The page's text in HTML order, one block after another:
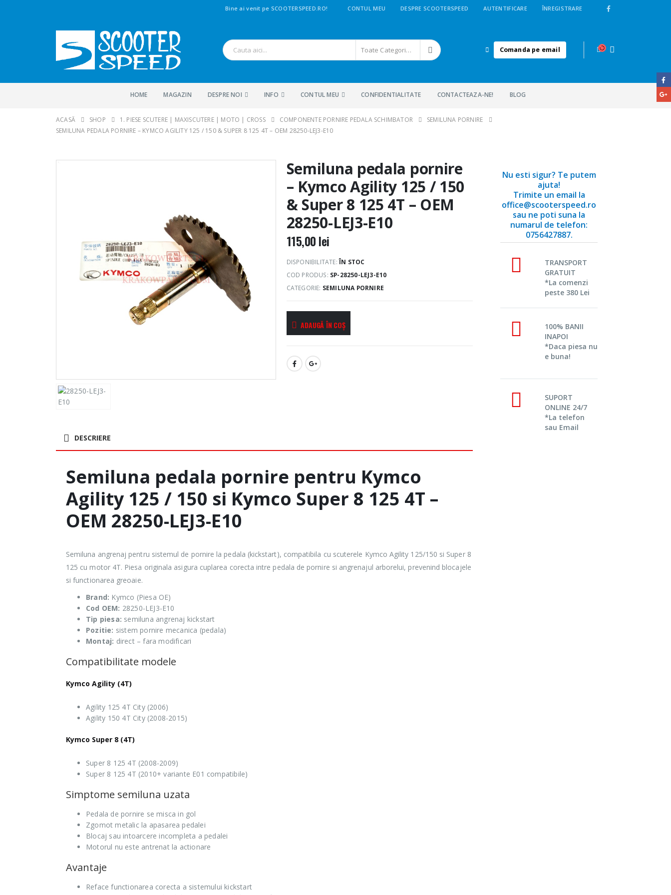
Bine ai venit pe SCOOTERSPEED.RO! CONTUL MEU DESPRE SCOOTERSPEED AUTENTIFICARE ÎNREGISTRARE
Toate Categoriile Comanda pe email
HOME MAGAZIN DESPRE NOI INFO CONTUL MEU CONFIDENTIALITATE CONTACTEAZA-NE! BLOG
ACASĂ SHOP 1. PIESE SCUTERE | MAXISCUTERE | MOTO | CROSS COMPONENTE PORNIRE PEDALA SCHIMBATOR
SEMILUNA PORNIRE
SEMILUNA PEDALA PORNIRE – KYMCO AGILITY 125 / 150 & SUPER 8 125 4T – OEM 28250-LEJ3-E10
Semiluna pedala pornire
– Kymco Agility 125 / 150
& Super 8 125 4T – OEM
28250-LEJ3-E10
115,00lei
DISPONIBILITATE:ÎN STOC
COD PRODUS: SP-28250-LEJ3-E10
CATEGORIE: SEMILUNA PORNIRE
ADAUGĂ ÎN COȘ
DESCRIERE
Semiluna pedala pornire pentru Kymco
Agility 125 / 150 si Kymco Super 8 125 4T –
OEM 28250-LEJ3-E10
Semiluna angrenaj pentru sistemul de pornire la pedala (kickstart), compatibila cu scuterele Kymco Agility 125/150 si Super 8
125 cu motor 4T. Piesa originala asigura cuplarea corecta intre pedala de pornire si angrenajul arborelui, prevenind blocajele
si functionarea greoaie.
Brand: Kymco (Piesa OE)
Cod OEM: 28250-LEJ3-E10
Tip piesa: semiluna angrenaj kickstart
Pozitie: sistem pornire mecanica (pedala)
Montaj: direct – fara modificari
Compatibilitate modele
Kymco Agility (4T)
Agility 125 4T City (2006)
Agility 150 4T City (2008-2015)
Kymco Super 8 (4T)
Super 8 125 4T (2008-2009)
Super 8 125 4T (2010+ variante E01 compatibile)
Simptome semiluna uzata
Pedala de pornire se misca in gol
Zgomot metalic la apasarea pedalei
Blocaj sau intoarcere incompleta a pedalei
Motorul nu este antrenat la actionare
Avantaje
Reface functionarea corecta a sistemului kickstart
Nu esti sigur? Te putem
ajuta!
Trimite un email la
office@scooterspeed.ro
sau ne poti suna la
numarul de telefon:
0756427887.
TRANSPORT
GRATUIT
*La comenzi
peste 380 Lei
100% BANII
INAPOI
*Daca piesa nu
e buna!
SUPORT
ONLINE 24/7
*La telefon
sau Email